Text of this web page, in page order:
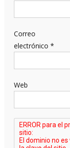
Correo
electrónico *
Web